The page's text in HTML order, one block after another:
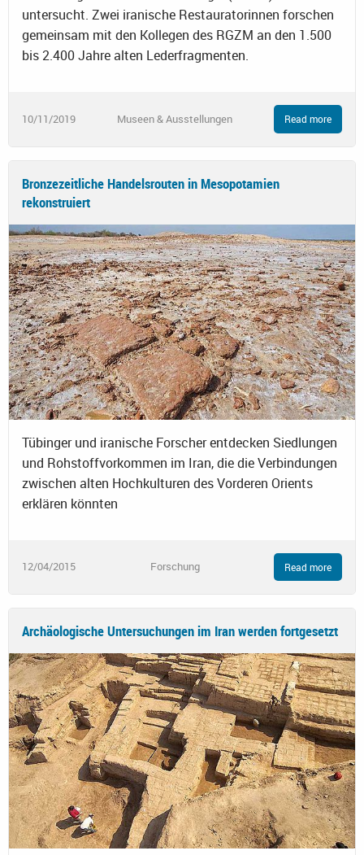
untersucht. Zwei iranische Restauratorinnen forschen
gemeinsam mit den Kollegen des RGZM an den 1.500
bis 2.400 Jahre alten Lederfragmenten.
10/11/2019 Museen & Ausstellungen Read more
Bronzezeitliche Handelsrouten in Mesopotamien
rekonstruiert
Tübinger und iranische Forscher entdecken Siedlungen
und Rohstoffvorkommen im Iran, die die Verbindungen
zwischen alten Hochkulturen des Vorderen Orients
erklären könnten
12/04/2015 Forschung Read more
Archäologische Untersuchungen im Iran werden fortgesetzt